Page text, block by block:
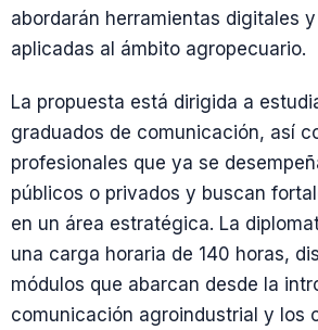
abordarán herramientas digitales
aplicadas al ámbito agropecuario.
La propuesta está dirigida a
graduados de comunicación, así
profesionales que ya se
públicos o privados y buscan
en un área estratégica. La
una carga horaria de 140 horas,
módulos que abarcan desde la
comunicación agroindustrial y los